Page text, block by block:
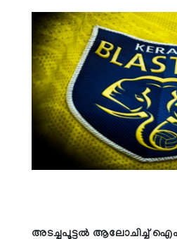
അടച്ചുപൂട്ടല്‍ ആലോചിച്ച്